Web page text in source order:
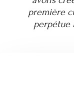
première
perpétue